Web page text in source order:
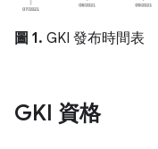
圖 1. GKI 發布時間表
GKI 資格